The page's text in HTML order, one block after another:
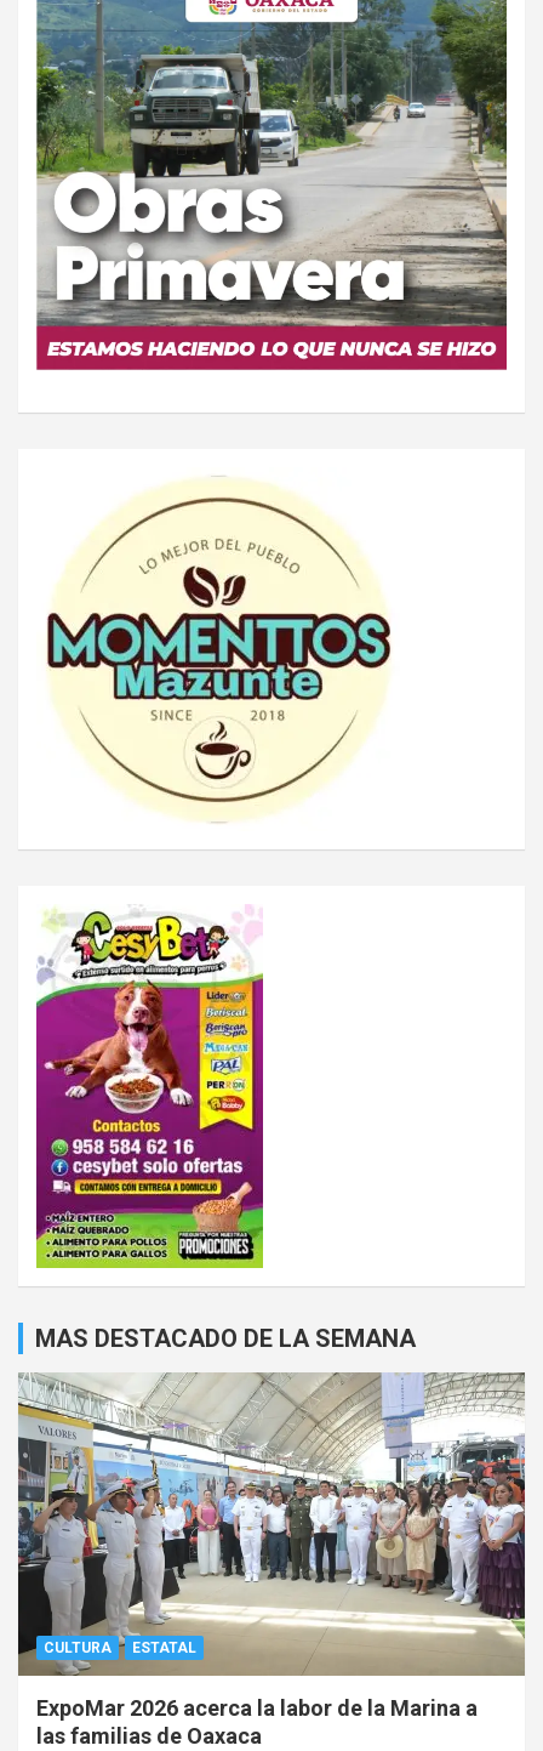
MAS DESTACADO DE LA SEMANA
CULTURA ESTATAL
ExpoMar 2026 acerca la labor de la Marina a
las familias de Oaxaca